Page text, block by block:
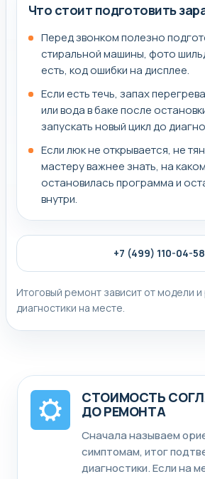
Что стоит подготовить
Перед звонком полезно
стиральной машины, фото
есть, код ошибки на дисплее.
Если есть течь, запах
или вода в баке после
запускать новый цикл до
Если люк не открывается, не
мастеру важнее знать, на
остановилась программа и
внутри.
+7 (499) 110-04-58
Итоговый ремонт зависит от модели и
диагностики на месте.
СТОИМОСТЬ
ДО РЕМОНТА
Сначала называем
симптомам, итог
диагностики. Если на